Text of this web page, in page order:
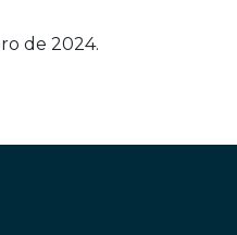
de 2024.